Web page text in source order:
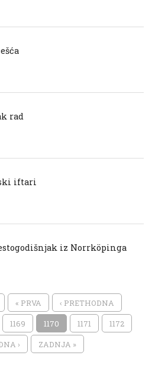
rad
iftari
iz Norrköpinga
« PRVA ‹ PRETHODNA
1169 1170 1171 1172
› ZADNJA »